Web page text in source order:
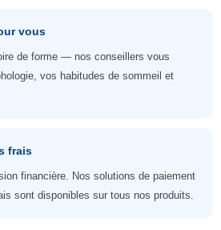
vous
de forme — nos conseillers vous
vos habitudes de sommeil et
frais
financière. Nos solutions de paiement
sont disponibles sur tous nos produits.